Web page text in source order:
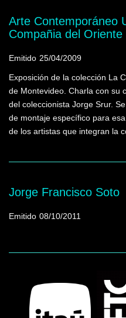
Arte Contemporáneo
Compañia del Oriente
Emitido 25/04/2009
Exposición de la colección La
de Montevideo. Charla con su
del coleccionista Jorge Srur.
de montaje específico para
de los artistas que integran la
Jorge Francisco Soto
Emitido 08/10/2011